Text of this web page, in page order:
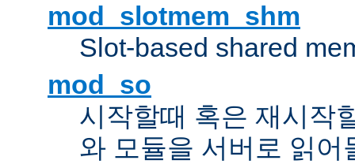
mod_slotmem_shm
Slot-based shared
mod_so
시작할때 혹은 재시작
와 모듈을 서버로 읽어